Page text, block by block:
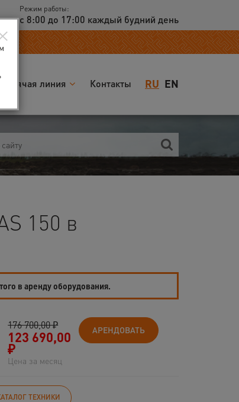
Режим работы:
с 8:00 до 17:00 каждый будний день
RU EN
Горячая линия Контакты
150 в
в аренду оборудования.
176 700,00 ₽
123 690,00
₽
Цена за месяц
АРЕНДОВАТЬ
ТЕХНИКИ